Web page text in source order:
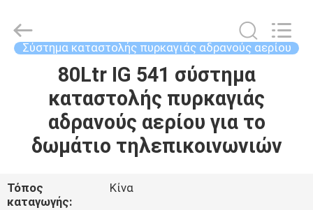
ΠΡΟΪΌΝΤΑ
ΠΑΡΟΥΣΙΆΣΤΕ
Equipment
Co.,Ltd..Σύστημα καταστολής πυρκαγιάς αδρανούς αερίου
80Ltr IG 541 σύστημα
καταστολής πυρκαγιάς
αδρανούς αερίου για το
δωμάτιο τηλεπικοινωνιών
Τόπος
καταγωγής:
Κίνα